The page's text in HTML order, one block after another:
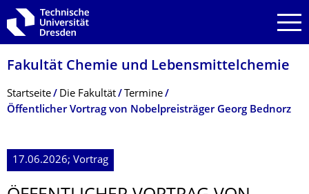
Zur Hauptnavigation springen
Zur Suche springen
Zum Inhalt springen
Fakultät Chemie und Lebensmittelchemie
Breadcrumb-Menü
Startseite Die Fakultät
Termine
Öffentlicher Vortrag von Nobelpreisträger Georg Bednorz
17.06.2026; Vortrag